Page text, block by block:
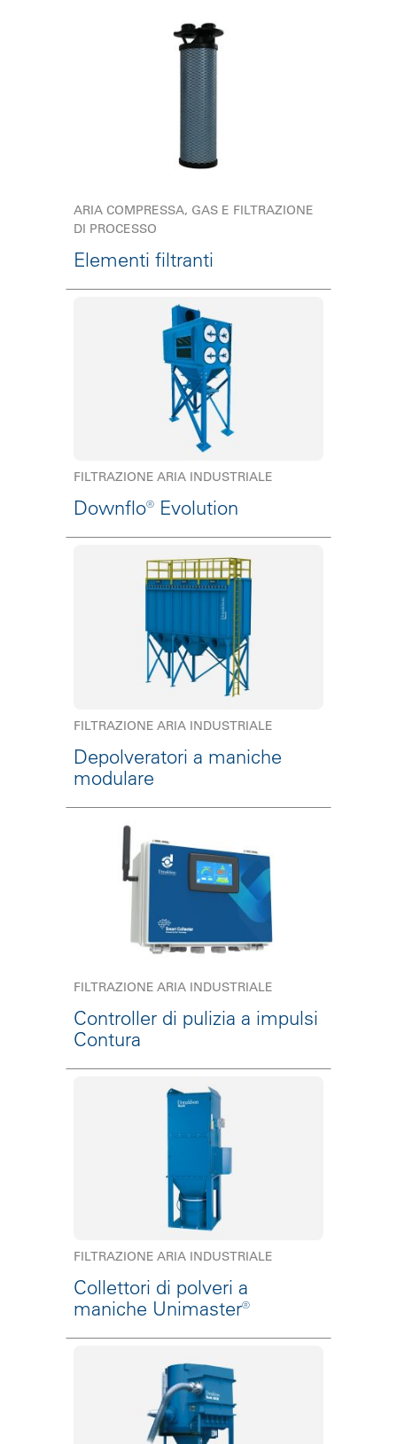
ARIA COMPRESSA, GAS E FILTRAZIONE
DI PROCESSO
Elementi filtranti
FILTRAZIONE ARIA INDUSTRIALE
Downflo® Evolution
FILTRAZIONE ARIA INDUSTRIALE
Depolveratori a maniche
modulare
FILTRAZIONE ARIA INDUSTRIALE
Controller di pulizia a impulsi
Contura
FILTRAZIONE ARIA INDUSTRIALE
Collettori di polveri a
maniche Unimaster®